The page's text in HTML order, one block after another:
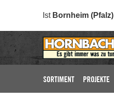
Ist Bornheim (Pfalz)
SORTIMENT PROJEKTE